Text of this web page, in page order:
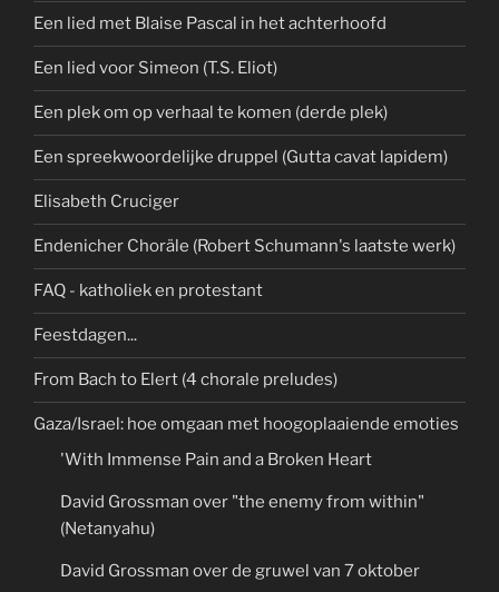
Een lied met Blaise Pascal in het achterhoofd
Een lied voor Simeon (T.S. Eliot)
Een plek om op verhaal te komen (derde plek)
Een spreekwoordelijke druppel (Gutta cavat lapidem)
Elisabeth Cruciger
Endenicher Choräle (Robert Schumann's laatste werk)
FAQ - katholiek en protestant
Feestdagen...
From Bach to Elert (4 chorale preludes)
Gaza/Israel: hoe omgaan met hoogoplaaiende emoties
'With Immense Pain and a Broken Heart
David Grossman over "the enemy from within"
(Netanyahu)
David Grossman over de gruwel van 7 oktober